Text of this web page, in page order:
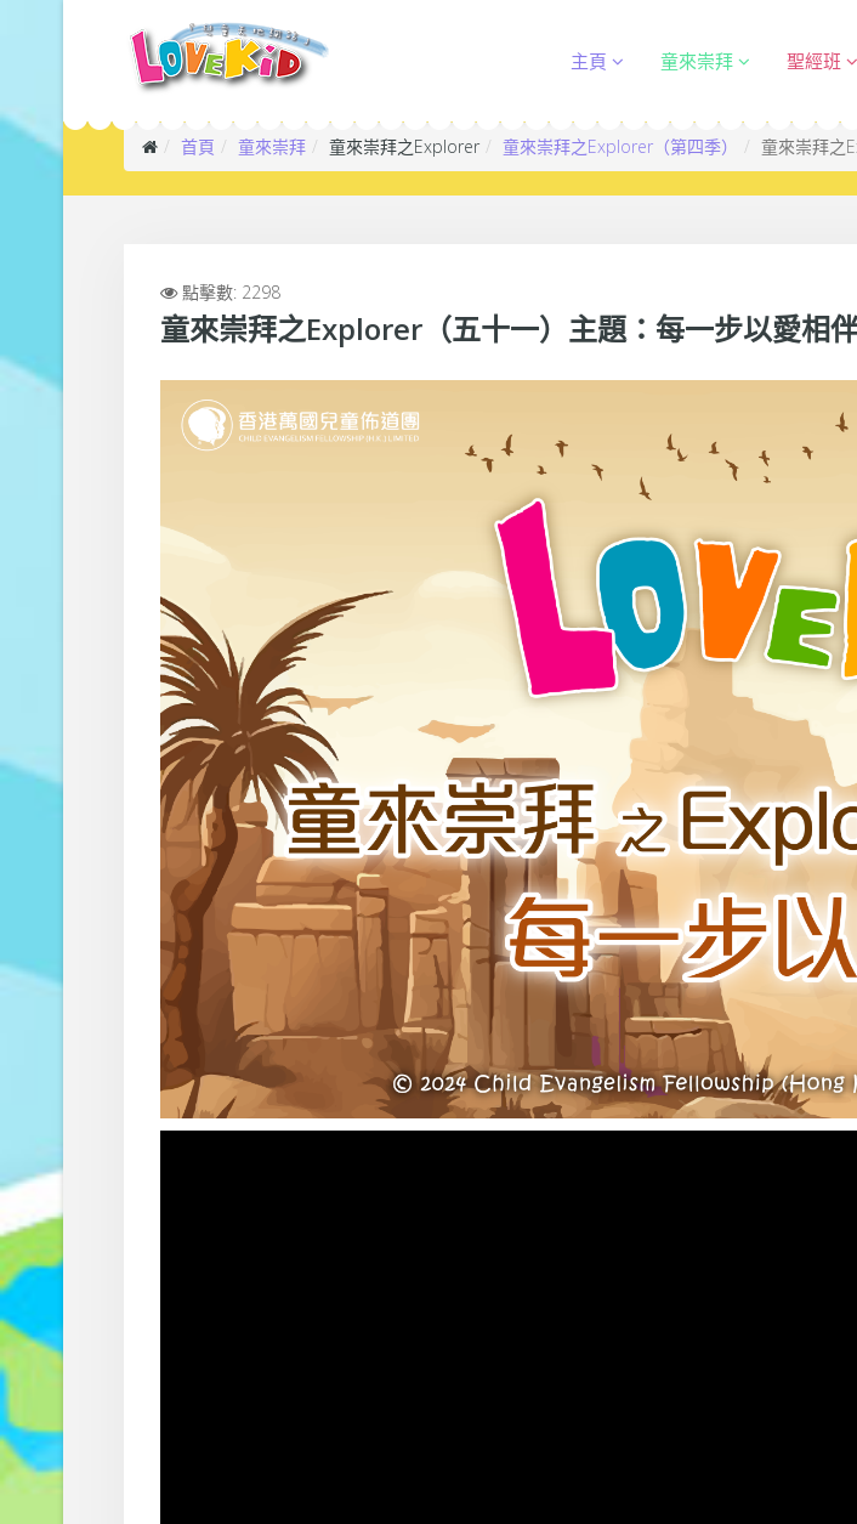
主頁 童來崇拜 聖經班
首頁 童來崇拜 童來崇拜之Explorer 童來崇拜之Explorer（第四季） 童來崇拜之
點擊數: 2298
童來崇拜之Explorer（五十一）主題：每一步以愛相